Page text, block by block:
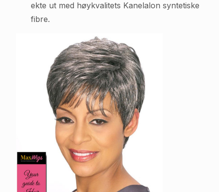
ekte ut med høykvalitets Kanelalon syntetiske
fibre.